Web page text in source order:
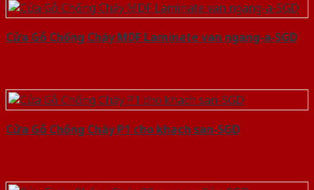
Cửa Gỗ Chống Cháy MDF Laminate van ngang-a-SGD
Cửa Gỗ Chống Cháy P1 cho khach san-SGD